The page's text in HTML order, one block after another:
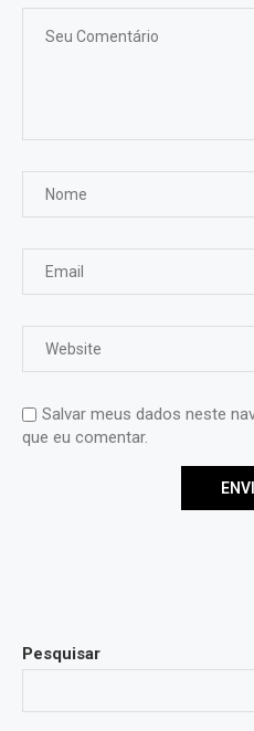
Salvar meus dados neste
que eu comentar.
Pesquisar